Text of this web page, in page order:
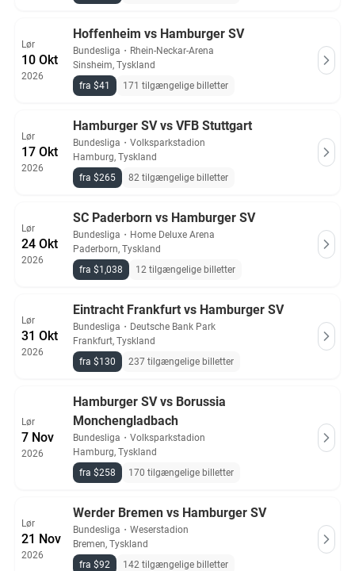
Lør
10 Okt
2026
Hoffenheim vs Hamburger SV
Bundesliga ・ Rhein-Neckar-Arena
Sinsheim, Tyskland
fra $41
171 tilgængelige billetter
Lør
17 Okt
2026
Hamburger SV vs VFB Stuttgart
Bundesliga ・ Volksparkstadion
Hamburg, Tyskland
fra $265
82 tilgængelige billetter
Lør
24 Okt
2026
SC Paderborn vs Hamburger SV
Bundesliga ・ Home Deluxe Arena
Paderborn, Tyskland
fra $1,038
12 tilgængelige billetter
Lør
31 Okt
2026
Eintracht Frankfurt vs Hamburger SV
Bundesliga ・ Deutsche Bank Park
Frankfurt, Tyskland
fra $130
237 tilgængelige billetter
Lør
7 Nov
2026
Hamburger SV vs Borussia
Monchengladbach
Bundesliga ・ Volksparkstadion
Hamburg, Tyskland
fra $258
170 tilgængelige billetter
Lør
21 Nov
2026
Werder Bremen vs Hamburger SV
Bundesliga ・ Weserstadion
Bremen, Tyskland
fra $92
142 tilgængelige billetter